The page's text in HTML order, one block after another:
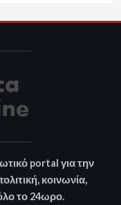
portal για την
κοινωνία,
το 24ωρο.